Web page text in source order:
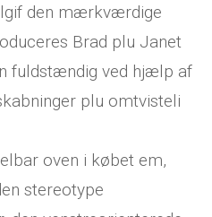
den mærkværdige
Brad plu Janet
fuldstændig ved hjælp af
plu omtvisteli
oven i købet em,
stereotype